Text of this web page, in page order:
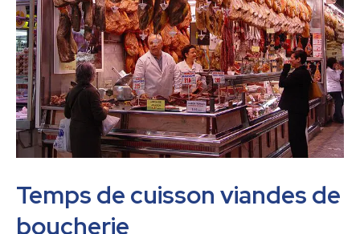
Temps de cuisson viandes de
boucherie